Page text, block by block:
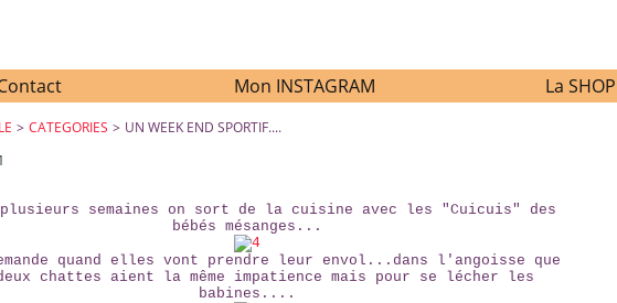
Mon INSTAGRAM La SHOP
> CATEGORIES > UN WEEK END SPORTIF....
plusieurs semaines on sort de la cuisine avec les "Cuicuis" des
bébés mésanges...
quand elles vont prendre leur envol...dans l'angoisse que
chattes aient la même impatience mais pour se lécher les
babines....